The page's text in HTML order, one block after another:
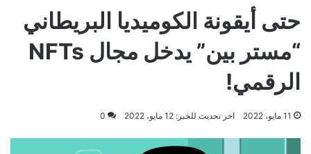
حتى أيقونة الكوميديا البريطاني
“مستر بين” يدخل مجال NFTs
الرقمي!
11 مايو، 2022 اخر تحديث للخبر: 12 مايو، 2022 0